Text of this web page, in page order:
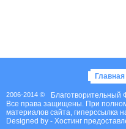
Главная
2006-2014 ©
Благотворительный
Все права защищены. При
материалов сайта, гиперссылка
Designed by - Хостинг